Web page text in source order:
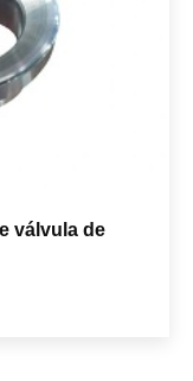
válvula de